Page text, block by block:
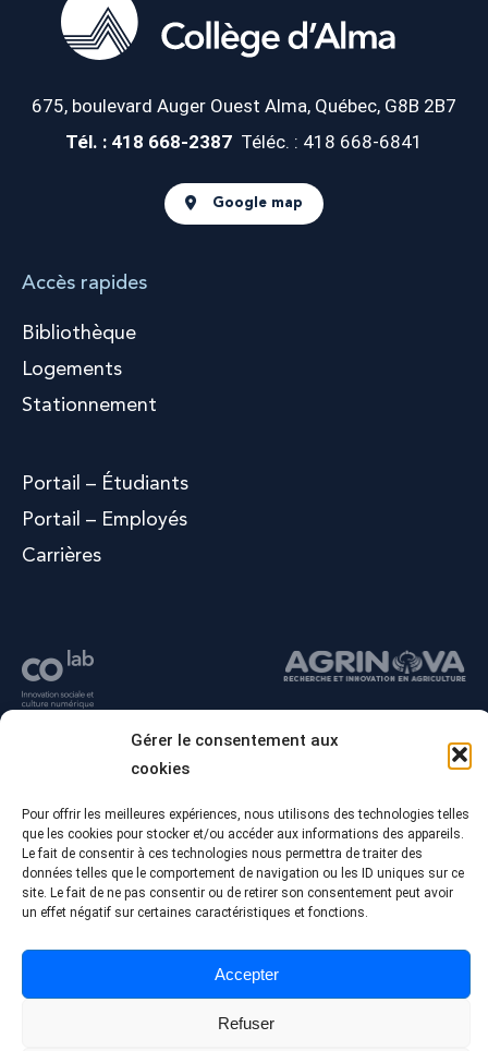
Gérer le consentement aux
cookies
Pour offrir les meilleures expériences, nous utilisons des technologies telles
que les cookies pour stocker et/ou accéder aux informations des appareils.
Le fait de consentir à ces technologies nous permettra de traiter des
données telles que le comportement de navigation ou les ID uniques sur ce
site. Le fait de ne pas consentir ou de retirer son consentement peut avoir
un effet négatif sur certaines caractéristiques et fonctions.
Accepter
Refuser
675, boulevard Auger Ouest Alma, Québec, G8B 2B7
Tél. : 418 668-2387 Téléc. : 418 668-6841
Google map
Accès rapides
Bibliothèque
Logements
Stationnement
Portail – Étudiants
Portail – Employés
Carrières
© Tous droits réservés - Collège Alma
Politique de confidentialité